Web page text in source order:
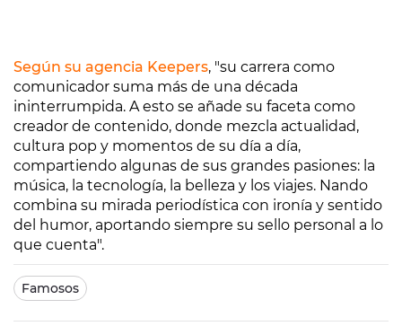
Según su agencia Keepers, "su carrera como
comunicador suma más de una década
ininterrumpida. A esto se añade su faceta como
creador de contenido, donde mezcla actualidad,
cultura pop y momentos de su día a día,
compartiendo algunas de sus grandes pasiones: la
música, la tecnología, la belleza y los viajes. Nando
combina su mirada periodística con ironía y sentido
del humor, aportando siempre su sello personal a lo
que cuenta".
Famosos